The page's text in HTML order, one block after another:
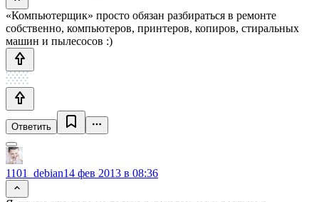
«Компьютерщик» просто обязан разбираться в ремонте
собственно, компьютеров, принтеров, копиров, стиральных
машин и пылесосов :)
Ответить
1101_debian14 фев 2013 в 08:36